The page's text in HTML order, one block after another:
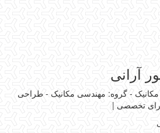
آرانی
- گروه: مهندسی مکانیک - طراحی
تخصصی |